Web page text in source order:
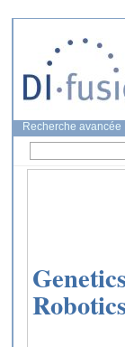
Recherche avancée